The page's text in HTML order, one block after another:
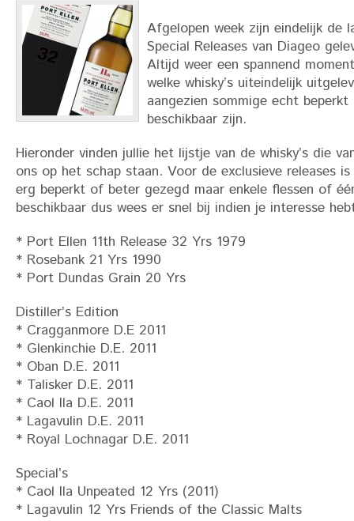
Afgelopen week zijn eindelijk de
Special Releases van Diageo
Altijd weer een spannend
welke whisky’s uiteindelijk
aangezien sommige echt
beschikbaar zijn.
Hieronder vinden jullie het lijstje van de whisky’s die
ons op het schap staan. Voor de exclusieve releases
erg beperkt of beter gezegd maar enkele flessen of
beschikbaar dus wees er snel bij indien je interesse
* Port Ellen 11th Release 32 Yrs 1979
* Rosebank 21 Yrs 1990
* Port Dundas Grain 20 Yrs
Distiller’s Edition
* Cragganmore D.E 2011
* Glenkinchie D.E. 2011
* Oban D.E. 2011
* Talisker D.E. 2011
* Caol Ila D.E. 2011
* Lagavulin D.E. 2011
* Royal Lochnagar D.E. 2011
Special’s
* Caol Ila Unpeated 12 Yrs (2011)
* Lagavulin 12 Yrs Friends of the Classic Malts